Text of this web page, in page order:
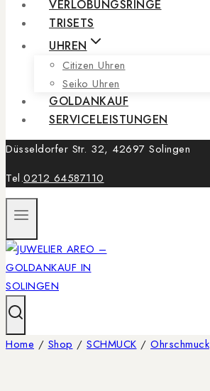
VERLOBUNGSRINGE
TRISETS
UHREN
Citizen Uhren
Seiko Uhren
GOLDANKAUF
SERVICELEISTUNGEN
Düsseldorfer Str. 32, 42697 Solingen
Tel.0212 64587110
Home / Shop / SCHMUCK / Ohrschmuck